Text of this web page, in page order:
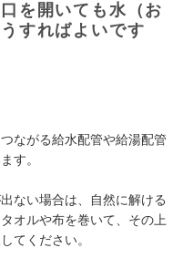
を開いても水（お
すればよいです
ながる給水配管や給湯配管
す。
ない場合は、自然に解ける
オルや布を巻いて、その上
てください。